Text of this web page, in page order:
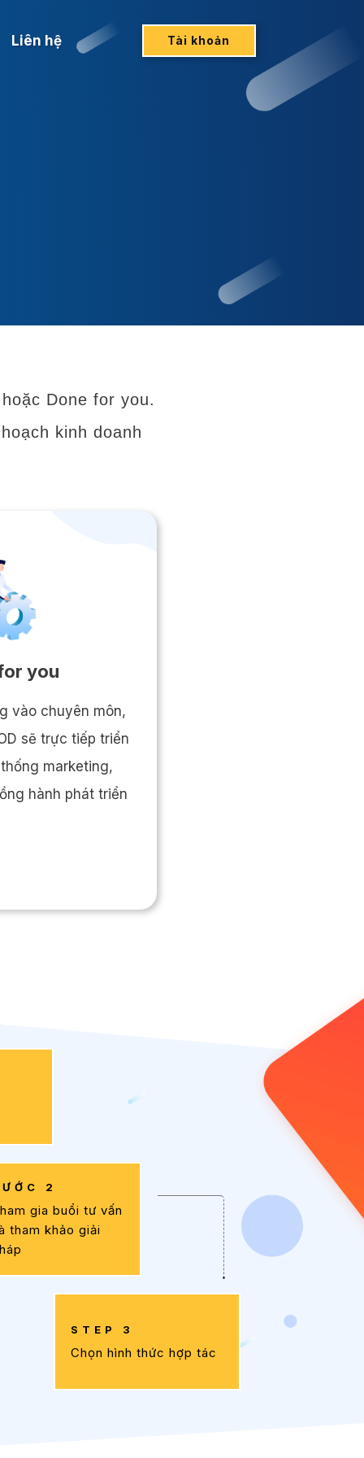
Liên hệ Tài khoản
Done for you.
kinh doanh
you
vào chuyên môn,
sẽ trực tiếp triển
marketing,
hành phát triển
2
gia buổi tư vấn
tham khảo giải
STEP 3
Chọn hình thức hợp tác